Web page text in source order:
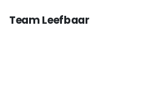
Team Leefbaar